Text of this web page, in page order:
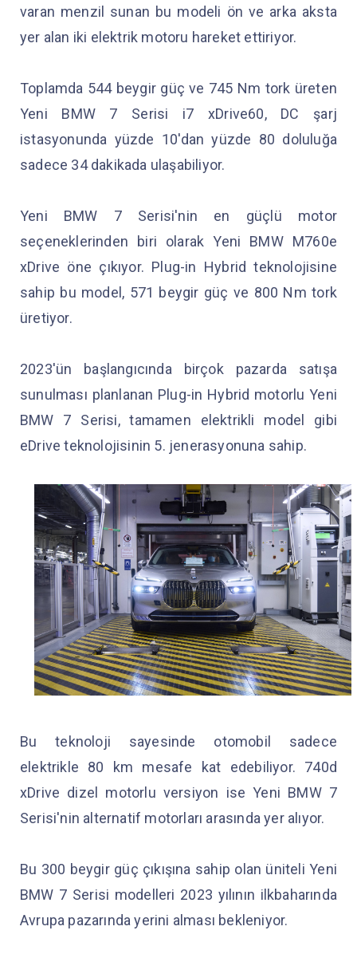
varan menzil sunan bu modeli ön ve arka aksta
yer alan iki elektrik motoru hareket ettiriyor.
Toplamda 544 beygir güç ve 745 Nm tork üreten
Yeni BMW 7 Serisi i7 xDrive60, DC şarj
istasyonunda yüzde 10'dan yüzde 80 doluluğa
sadece 34 dakikada ulaşabiliyor.
Yeni BMW 7 Serisi'nin en güçlü motor
seçeneklerinden biri olarak Yeni BMW M760e
xDrive öne çıkıyor. Plug-in Hybrid teknolojisine
sahip bu model, 571 beygir güç ve 800 Nm tork
üretiyor.
2023'ün başlangıcında birçok pazarda satışa
sunulması planlanan Plug-in Hybrid motorlu Yeni
BMW 7 Serisi, tamamen elektrikli model gibi
eDrive teknolojisinin 5. jenerasyonuna sahip.
Bu teknoloji sayesinde otomobil sadece
elektrikle 80 km mesafe kat edebiliyor. 740d
xDrive dizel motorlu versiyon ise Yeni BMW 7
Serisi'nin alternatif motorları arasında yer alıyor.
Bu 300 beygir güç çıkışına sahip olan üniteli Yeni
BMW 7 Serisi modelleri 2023 yılının ilkbaharında
Avrupa pazarında yerini alması bekleniyor.